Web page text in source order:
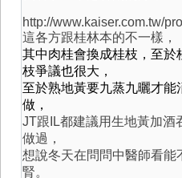
http://www.kaiser.com.tw/
這各方跟桂林本的不一樣，
其中肉桂會換成桂枝，至於
枝爭議也很大，
至於熟地黃要九蒸九曬才能
做，
JT跟IL都建議用生地黃加酒
做過，
想說冬天在問問中醫師看能
腎。